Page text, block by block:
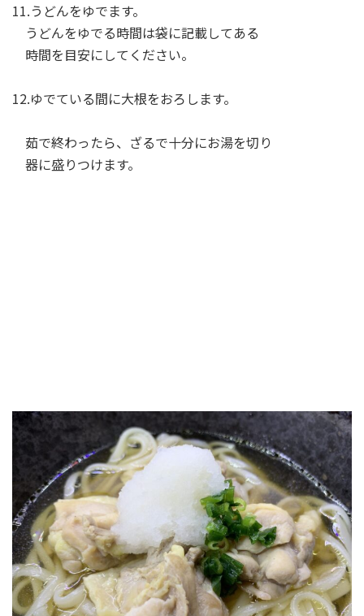
11.うどんをゆでます。
うどんをゆでる時間は袋に記載してある
時間を目安にしてください。
12.ゆでている間に大根をおろします。
茹で終わったら、ざるで十分にお湯を切り
器に盛りつけます。